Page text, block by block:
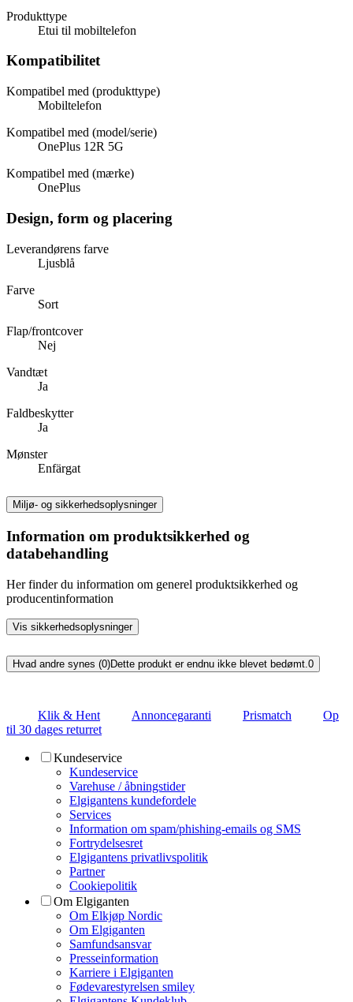
Produkttype
Etui til mobiltelefon
Kompatibilitet
Kompatibel med (produkttype)
Mobiltelefon
Kompatibel med (model/serie)
OnePlus 12R 5G
Kompatibel med (mærke)
OnePlus
Design, form og placering
Leverandørens farve
Ljusblå
Farve
Sort
Flap/frontcover
Nej
Vandtæt
Ja
Faldbeskytter
Ja
Mønster
Enfärgat
Miljø- og sikkerhedsoplysninger
Information om produktsikkerhed og
databehandling
Her finder du information om generel produktsikkerhed og
producentinformation
Vis sikkerhedsoplysninger
Hvad andre synes (0)Dette produkt er endnu ikke blevet bedømt.0
Klik & Hent Annoncegaranti Prismatch
Op
til 30 dages returret
Kundeservice
Kundeservice
Varehuse / åbningstider
Elgigantens kundefordele
Services
Information om spam/phishing-emails og SMS
Fortrydelsesret
Elgigantens privatlivspolitik
Partner
Cookiepolitik
Om Elgiganten
Om Elkjøp Nordic
Om Elgiganten
Samfundsansvar
Presseinformation
Karriere i Elgiganten
Fødevarestyrelsen smiley